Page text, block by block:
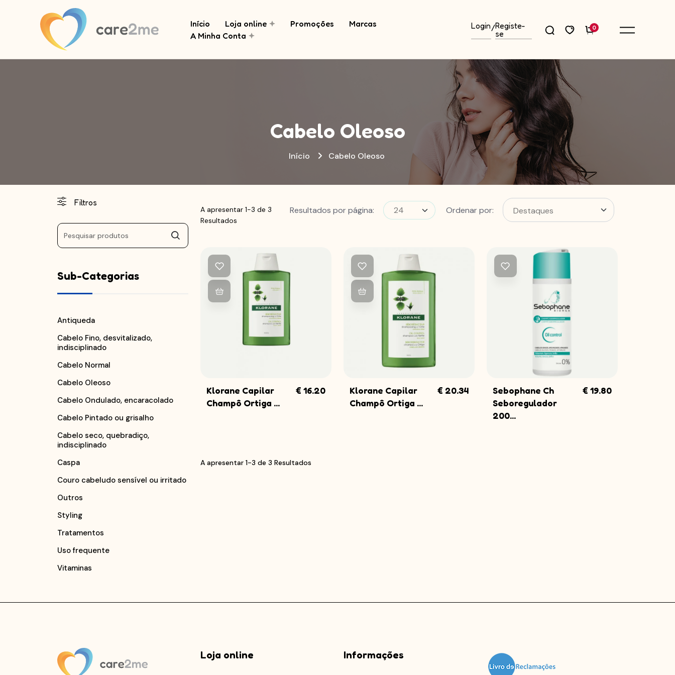
Início Loja online Promoções
Marcas
A Minha Conta
Login/Registe-
se
0
Cabelo Oleoso
Início Cabelo Oleoso
Filtros
Sub-Categorias
Antiqueda
Cabelo Fino, desvitalizado,
indisciplinado
Cabelo Normal
Cabelo Oleoso
Cabelo Ondulado, encaracolado
Cabelo Pintado ou grisalho
Cabelo seco, quebradiço,
indisciplinado
Caspa
Couro cabeludo sensível ou irritado
Outros
Styling
Tratamentos
Uso frequente
Vitaminas
A apresentar 1-3 de 3
Resultados
Resultados por página: Ordenar por:
COMPRAR
Klorane Capilar
Champô Ortiga ...
€ 16.20
COMPRAR
Klorane Capilar
Champô Ortiga ...
€ 20.34
COMPRAR
Sebophane Ch
Seboregulador
200...
€ 19.80
A apresentar 1-3 de 3 Resultados
Loja online Informações
NEWSLETTER
Subscreva agora
Fique a par de todas as novidades e
promoções!
Endereço de e-mail